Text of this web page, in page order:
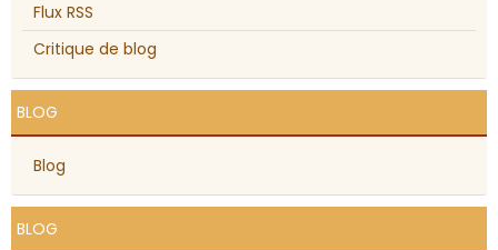
Flux RSS
Critique de blog
BLOG
Blog
BLOG